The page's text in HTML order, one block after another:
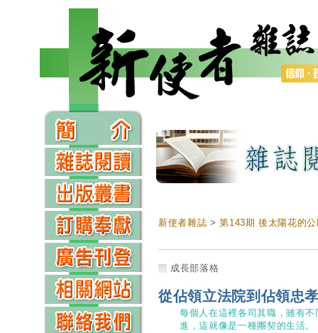
新使者雜誌 >第143期 後太陽花的
成長部落格
從佔領立法院到佔領忠
每個人在這裡各司其職，雖有
進，這就像是一種團契的生活。